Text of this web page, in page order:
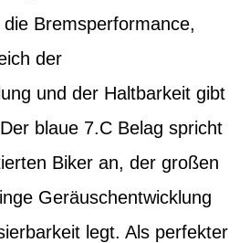
Bremsperformance,
der
und der Haltbarkeit gibt
blaue 7.C Belag spricht
Biker an, der großen
Geräuschentwicklung
legt. Als perfekter